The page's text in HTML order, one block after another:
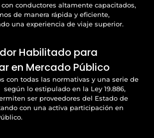
conductores altamente capacitados,
de manera rápida y eficiente,
una experiencia de viaje superior.
Habilitado para
en Mercado Público
con todas las normativas y una serie de
según lo estipulado en la Ley 19.886,
ser proveedores del Estado de
con una activa participación en